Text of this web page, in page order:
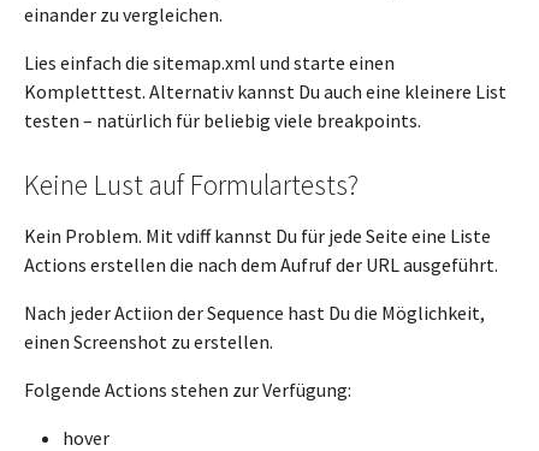
einander zu vergleichen.
Lies einfach die sitemap.xml und starte einen
Kompletttest. Alternativ kannst Du auch eine kleinere List
testen – natürlich für beliebig viele breakpoints.
Keine Lust auf Formulartests?
Kein Problem. Mit vdiff kannst Du für jede Seite eine Liste
Actions erstellen die nach dem Aufruf der URL ausgeführt.
Nach jeder Actiion der Sequence hast Du die Möglichkeit,
einen Screenshot zu erstellen.
Folgende Actions stehen zur Verfügung:
hover